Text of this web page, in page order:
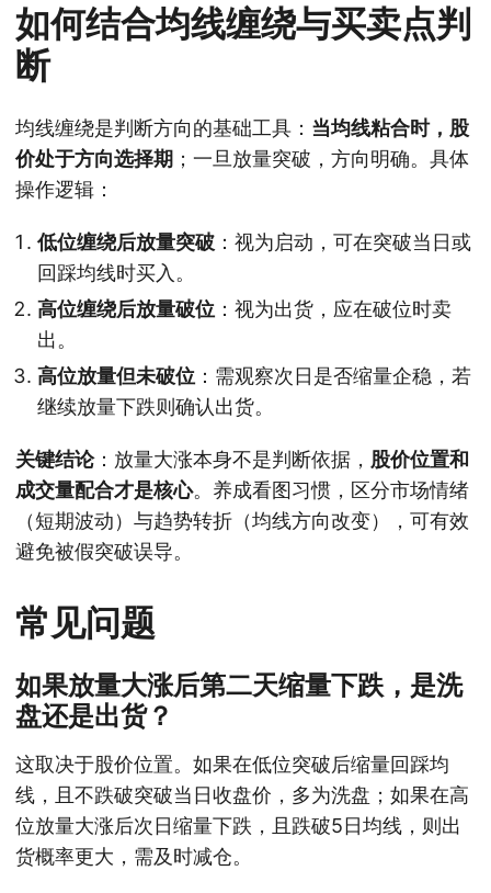
如何结合均线缠绕与买卖点判
断
均线缠绕是判断方向的基础工具： 当均线粘合时，股
价处于方向选择期 ；一旦放量突破，方向明确。具体
操作逻辑：
低位缠绕后放量突破 ：视为启动，可在突破当日或
回踩均线时买入。
高位缠绕后放量破位 ：视为出货，应在破位时卖
出。
高位放量但未破位 ：需观察次日是否缩量企稳，若
继续放量下跌则确认出货。
关键结论：放量大涨本身不是判断依据， 股价位置和
成交量配合才是核心。养成看图习惯，区分市场情绪
（短期波动）与趋势转折（均线方向改变），可有效
避免被假突破误导。
常见问题
如果放量大涨后第二天缩量下跌，是洗
盘还是出货？
这取决于股价位置。如果在低位突破后缩量回踩均
线，且不跌破突破当日收盘价，多为洗盘；如果在高
位放量大涨后次日缩量下跌，且跌破5日均线，则出
货概率更大，需及时减仓。